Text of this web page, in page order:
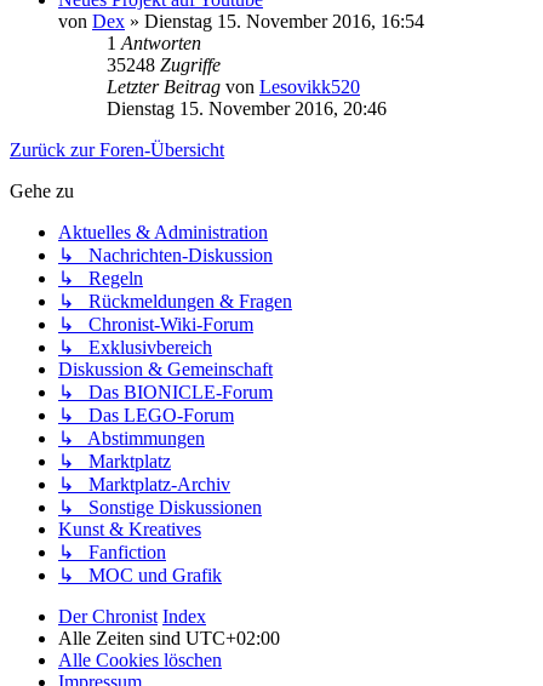
von Dex » Dienstag 15. November 2016, 16:54
1 Antworten
35248 Zugriffe
Letzter Beitrag von Lesovikk520
Dienstag 15. November 2016, 20:46
Zurück zur Foren-Übersicht
Gehe zu
Aktuelles & Administration
↳ Nachrichten-Diskussion
↳ Regeln
↳ Rückmeldungen & Fragen
↳ Chronist-Wiki-Forum
↳ Exklusivbereich
Diskussion & Gemeinschaft
↳ Das BIONICLE-Forum
↳ Das LEGO-Forum
↳ Abstimmungen
↳ Marktplatz
↳ Marktplatz-Archiv
↳ Sonstige Diskussionen
Kunst & Kreatives
↳ Fanfiction
↳ MOC und Grafik
Der Chronist Index
Alle Zeiten sind UTC+02:00
Alle Cookies löschen